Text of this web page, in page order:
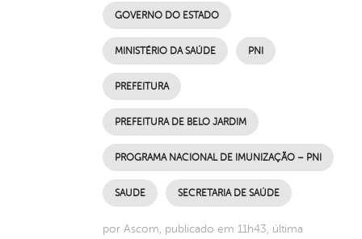
GOVERNO DO ESTADO
MINISTÉRIO DA SAÚDE PNI
PREFEITURA
PREFEITURA DE BELO JARDIM
PROGRAMA NACIONAL DE IMUNIZAÇÃO – PNI
SAUDE SECRETARIA DE SAÚDE
por Ascom, publicado em 11h43, última